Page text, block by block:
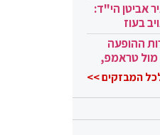
אביטן הי"ד:
בעוז
ההופעה
מול טראמפ,
המבזקים >>